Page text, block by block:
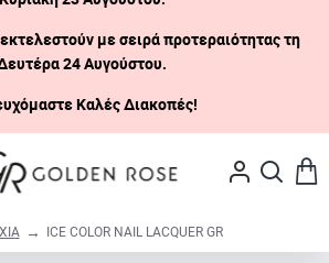
με σειρά προτεραιότητας τη
24 Αυγούστου.
Καλές Διακοπές!
ICE COLOR NAIL LACQUER GR